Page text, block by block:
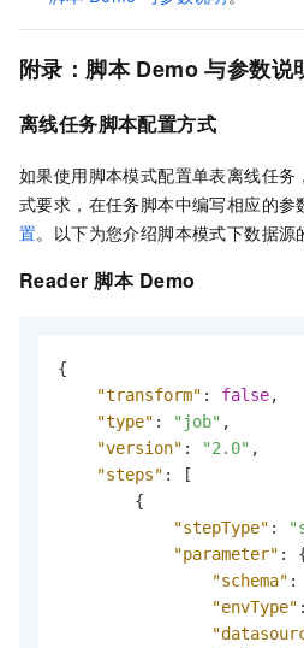
附录：脚本 Demo 与参数说
离线任务脚本配置方式
如果使用脚本模式配置单表离线任
式要求，在任务脚本中编写相应的参
置。以下为您介绍脚本模式下数据源
Reader 脚本 Demo
{
"transform" : false,
"type" : "job" ,
"version" : "2.0" ,
"steps" :
[
{
"stepType" :
"parameter" :
"schema" :
"envType" :